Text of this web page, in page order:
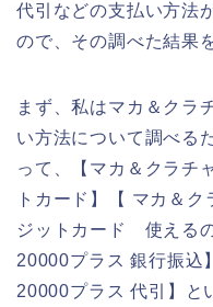
代引などの支払い方法
ので、その調べた結果
まず、私はマカ＆クラ
い方法について調べる
って、【マカ＆クラチ
トカード】【 マカ＆
ジットカード 使える
20000プラス 銀行振込
20000プラス 代引】と